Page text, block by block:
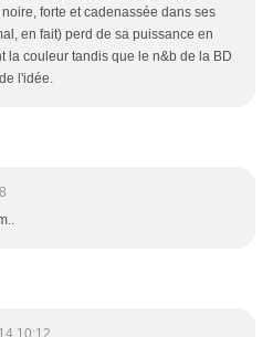
forte et cadenassée dans ses
en fait) perd de sa puissance en
la couleur tandis que le n&b de la BD
l'idée.